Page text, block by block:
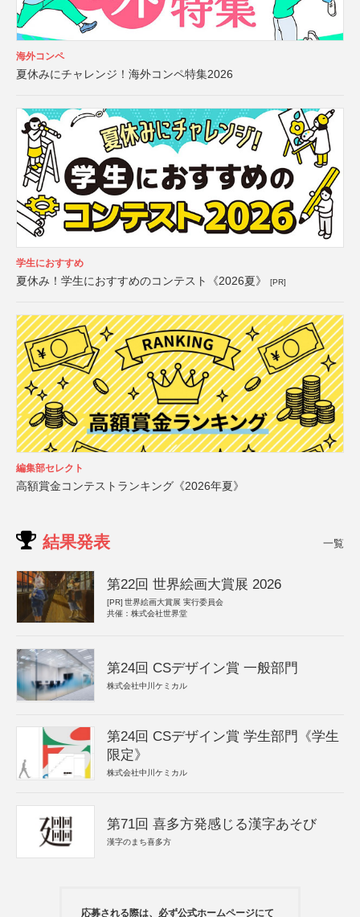
海外コンペ
夏休みにチャレンジ！海外コンペ特集2026
学生におすすめ
夏休み！学生におすすめのコンテスト《2026夏》 [PR]
編集部セレクト
高額賞金コンテストランキング《2026年夏》
結果発表 一覧
第22回 世界絵画大賞展 2026
[PR] 世界絵画大賞展 実行委員会
共催：株式会社世界堂
第24回 CSデザイン賞 一般部門
株式会社中川ケミカル
第24回 CSデザイン賞 学生部門《学生
限定》
株式会社中川ケミカル
第71回 喜多方発感じる漢字あそび
漢字のまち喜多方
応募される際は、必ず公式ホームページにて